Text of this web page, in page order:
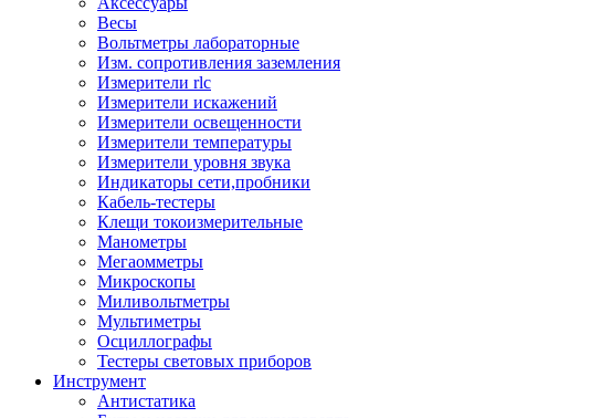
Весы
Вольтметры лабораторные
Изм. сопротивления заземления
Измерители rlc
Измерители искажений
Измерители освещенности
Измерители температуры
Измерители уровня звука
Индикаторы сети,пробники
Кабель-тестеры
Клещи токоизмерительные
Манометры
Мегаомметры
Микроскопы
Миливольтметры
Мультиметры
Осциллографы
Тестеры световых приборов
Инструмент
Антистатика